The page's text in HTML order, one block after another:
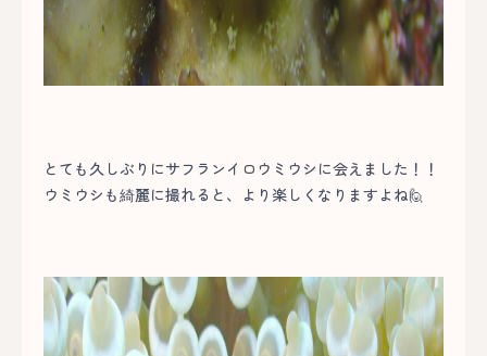
とても久しぶりにサフランイロウミウシに会えました！！
ウミウシも綺麗に撮れると、より楽しくなりますよね🙋